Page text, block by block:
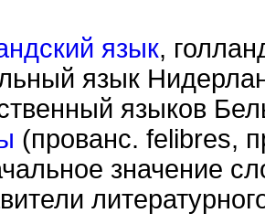
язык,
язык
языков
(прованс. felibres,
значение